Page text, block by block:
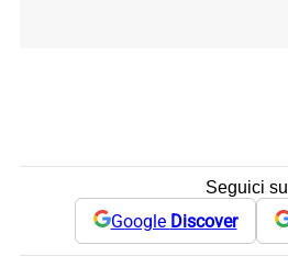
Seguici su
Google Discover